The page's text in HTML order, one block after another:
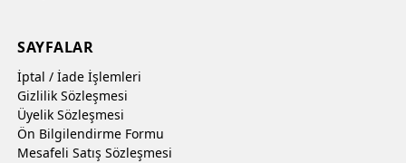
SAYFALAR
İptal / İade İşlemleri
Gizlilik Sözleşmesi
Üyelik Sözleşmesi
Ön Bilgilendirme Formu
Mesafeli Satış Sözleşmesi